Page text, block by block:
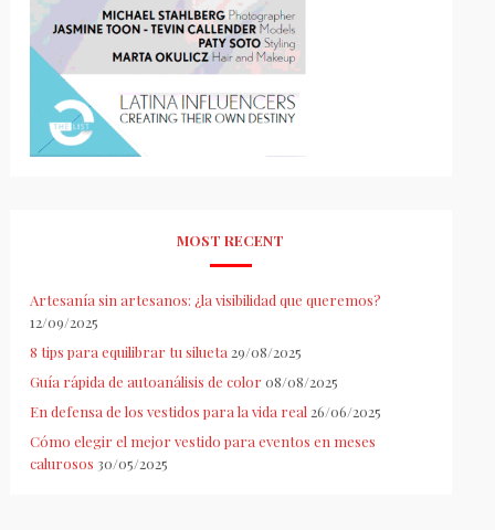
MOST RECENT
Artesanía sin artesanos: ¿la visibilidad que queremos?
12/09/2025
8 tips para equilibrar tu silueta 29/08/2025
Guía rápida de autoanálisis de color 08/08/2025
En defensa de los vestidos para la vida real 26/06/2025
Cómo elegir el mejor vestido para eventos en meses
calurosos 30/05/2025